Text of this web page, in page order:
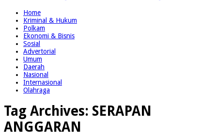
Home
Kriminal & Hukum
Polkam
Ekonomi & Bisnis
Sosial
Advertorial
Umum
Daerah
Nasional
Internasional
Olahraga
Tag Archives: SERAPAN
ANGGARAN